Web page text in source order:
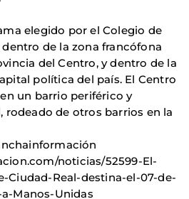
elegido por el Colegio de
de la zona francófona
del Centro, y dentro de la
política del país. El Centro
un barrio periférico y
rodeado de otros barrios en la
noticias/52599-El-
Ciudad-Real-destina-el-07-de-
Manos-Unidas